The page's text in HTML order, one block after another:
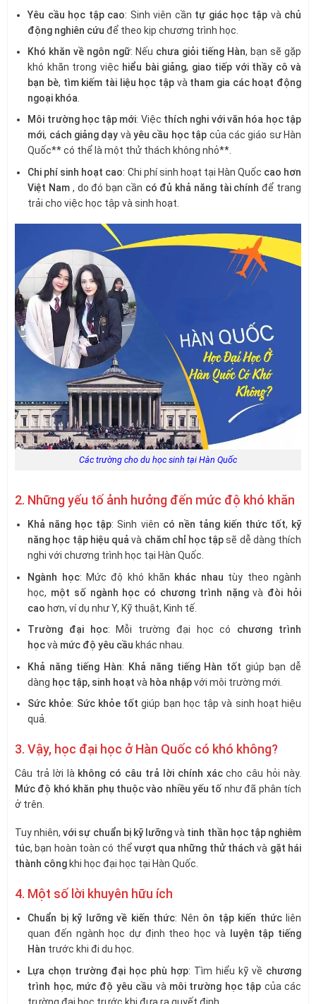
Yêu cầu học tập cao: Sinh viên cần tự giác học tậpvà chủ
động nghiên cứu để theo kịp chương trình học.
Khó khăn về ngôn ngữ: Nếu chưa giỏi tiếng Hàn, bạn sẽ gặp
khó khăn trong việc hiểu bài giảng, giao tiếp với thầy cô và
bạn bè, tìm kiếm tài liệu học tậpvà tham gia các hoạt động
ngoại khóa
Môi trường học tập mới: Việc thích nghi với văn hóa học tập
mới, cách giảng dạy vàyêu cầu học tập của các giáo sư Hàn
Quốc** có thể là một thử thách không nhỏ**.
Chi phí sinh hoạt cao: Chi phí sinh hoạt tại Hàn Quốc cao hơn
Việt Nam, do đó bạn cần có đủ khả năng tài chính để trang
trải cho việc học tập và sinh hoạt.
Các trường cho du học sinh tại Hàn Quốc
2. Những yếu tố ảnh hưởng đến mức độ khó khăn
Khả năng học tập: Sinh viên có nền tảng kiến thức tốt, kỹ
năng học tập hiệu quảvà chăm chỉ học tậpsẽ dễ dàng thích
nghi với chương trình học tại Hàn Quốc.
Ngành học: Mức độ khó khăn khác nhau tùy theo ngành
học, một số ngành học có chương trình nặngvà đòi hỏi
cao hơn, ví dụ như Y, Kỹ thuật, Kinh tế.
Trường đại học: Mỗi trường đại học có chương trình
họcvà mức độ yêu cầu khác nhau.
Khả năng tiếng Hàn: Khả năng tiếng Hàn tốt giúp bạn dễ
dàng học tập, sinh hoạt và hòa nhậpvới môi trường mới.
Sức khỏe: Sức khỏe tốt giúp bạn học tập và sinh hoạt hiệu
quả.
3. Vậy, học đại học ở Hàn Quốc có khó không?
Câu trả lời là không có câu trả lời chính xáccho câu hỏi này.
Mức độ khó khăn phụ thuộc vào nhiều yếu tố như đã phân tích
ở trên.
Tuy nhiên,với sự chuẩn bị kỹ lưỡngvà tinh thần học tập nghiêm
túc, bạn hoàn toàn có thểvượt qua những thử thách và gặt hái
thành công khi học đại học tại Hàn Quốc.
4. Một số lời khuyên hữu ích
Chuẩn bị kỹ lưỡng về kiến thức: Nên ôn tập kiến thứcliên
quan đến ngành học dự định theo học và
luyện tập tiếng
Hàn trước khi đi du học.
Lựa chọn trường đại học phù hợp: Tìm hiểu kỹ về chương
trình học, mức độ yêu cầu và môi trường học tập của các